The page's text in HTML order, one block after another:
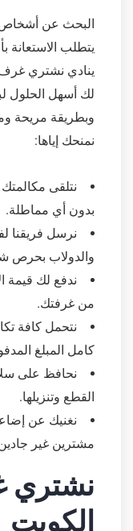
البحث عن أشخاص
يتطلب الاستعانة
ينادي نشتري
لك أسهل الحلول
وبطريقة مريحة
نمنحك إياها:
نتلقى
بدون أي مماطلة.
نرسل فريقنا
والدولاب بحرص
ندفع لك قيمة
من غرفتك.
نتحمل كافة
كامل المبلغ
نحافظ على
القطع وتنزيلها.
نغنيك عن
مشترين غير
نشتري
الكويت